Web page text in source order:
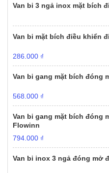
Van bi 3 ngả inox mặt bích
Van bi mặt bích điều khiển
286.000 ₫
Van bi gang mặt bích đóng
568.000 ₫
Van bi gang mặt bích đóng
Flowinn
794.000 ₫
Van bi inox 3 ngả đóng mở